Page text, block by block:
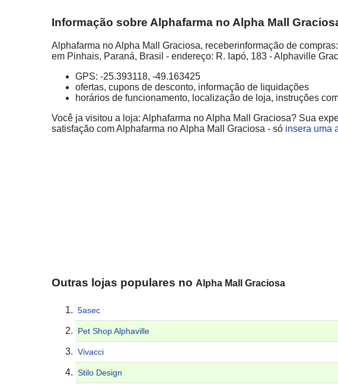
Informação sobre Alphafarma no Alpha Mall
Alphafarma no Alpha Mall Graciosa, receberinformação de
em Pinhais, Paraná, Brasil - endereço: R. Iapó, 183 - Alphaville
GPS: -25.393118, -49.163425
ofertas, cupons de desconto, informação de liquidações
horários de funcionamento, localização de loja, instruções
Você ja visitou a loja: Alphafarma no Alpha Mall Graciosa? Sua
satisfação com Alphafarma no Alpha Mall Graciosa - só insera uma
Outras lojas populares no Alpha Mall Graciosa
5asec
Pet Shop Alphaville
Vivacci
Stilo Design